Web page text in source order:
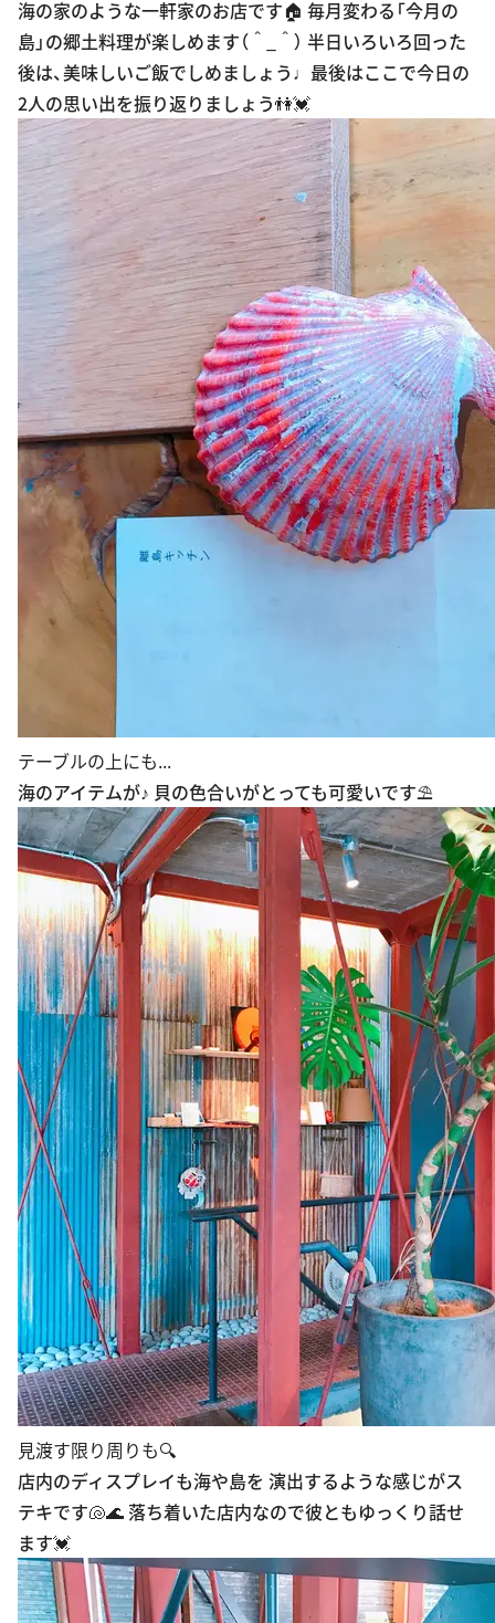
海の家のような一軒家のお店です🏠 毎月変わる「今月の
島」の郷土料理が楽しめます（＾_＾） 半日いろいろ回った
後は、美味しいご飯でしめましょう♩最後はここで今日の
2人の思い出を振り返りましょう👫💓
テーブルの上にも...
海のアイテムが♪ 貝の色合いがとっても可愛いです⛱
見渡す限り周りも🔍
店内のディスプレイも海や島を 演出するような感じがス
テキです🐚🌊 落ち着いた店内なので彼ともゆっくり話せ
ます💓